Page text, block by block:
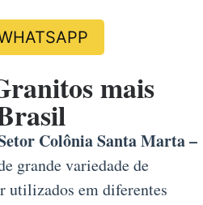
mais
Colônia Santa Marta –
grande variedade de
utilizados em diferentes